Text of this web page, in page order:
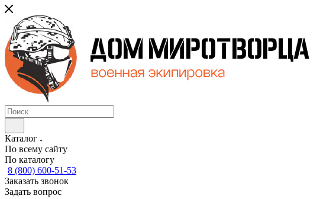
Каталог
По всему сайту
По каталогу
8 (800) 600-51-53
Заказать звонок
Задать вопрос